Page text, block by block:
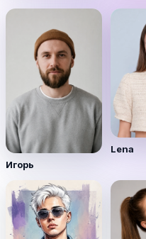
Игорь
Lena